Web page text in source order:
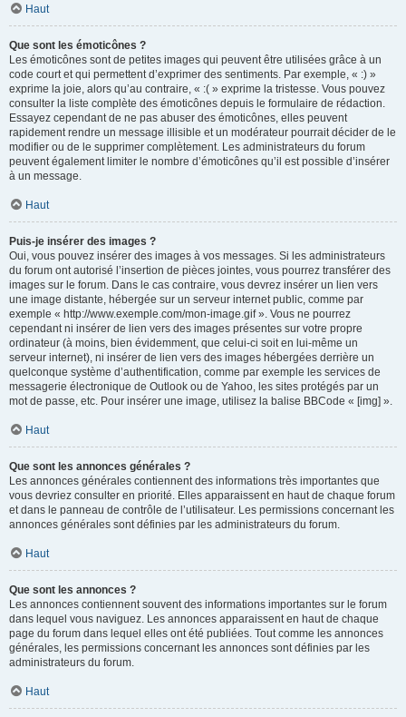
Haut
Que sont les émoticônes ?
Les émoticônes sont de petites images qui peuvent être utilisées grâce à un
code court et qui permettent d’exprimer des sentiments. Par exemple, « :) »
exprime la joie, alors qu’au contraire, « :( » exprime la tristesse. Vous pouvez
consulter la liste complète des émoticônes depuis le formulaire de rédaction.
Essayez cependant de ne pas abuser des émoticônes, elles peuvent
rapidement rendre un message illisible et un modérateur pourrait décider de le
modifier ou de le supprimer complètement. Les administrateurs du forum
peuvent également limiter le nombre d’émoticônes qu’il est possible d’insérer
à un message.
Haut
Puis-je insérer des images ?
Oui, vous pouvez insérer des images à vos messages. Si les administrateurs
du forum ont autorisé l’insertion de pièces jointes, vous pourrez transférer des
images sur le forum. Dans le cas contraire, vous devrez insérer un lien vers
une image distante, hébergée sur un serveur internet public, comme par
exemple « http://www.exemple.com/mon-image.gif ». Vous ne pourrez
cependant ni insérer de lien vers des images présentes sur votre propre
ordinateur (à moins, bien évidemment, que celui-ci soit en lui-même un
serveur internet), ni insérer de lien vers des images hébergées derrière un
quelconque système d’authentification, comme par exemple les services de
messagerie électronique de Outlook ou de Yahoo, les sites protégés par un
mot de passe, etc. Pour insérer une image, utilisez la balise BBCode « [img] ».
Haut
Que sont les annonces générales ?
Les annonces générales contiennent des informations très importantes que
vous devriez consulter en priorité. Elles apparaissent en haut de chaque forum
et dans le panneau de contrôle de l’utilisateur. Les permissions concernant les
annonces générales sont définies par les administrateurs du forum.
Haut
Que sont les annonces ?
Les annonces contiennent souvent des informations importantes sur le forum
dans lequel vous naviguez. Les annonces apparaissent en haut de chaque
page du forum dans lequel elles ont été publiées. Tout comme les annonces
générales, les permissions concernant les annonces sont définies par les
administrateurs du forum.
Haut